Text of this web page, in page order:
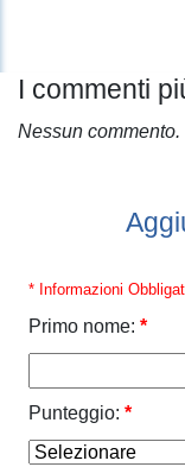
I commenti
Nessun commento.
* Informazioni
Primo nome: *
Punteggio: *